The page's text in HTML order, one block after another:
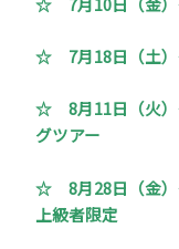
☆ 7月18日（土）
☆ 8月11日（火）
グツアー
☆ 8月28日（金）
上級者限定